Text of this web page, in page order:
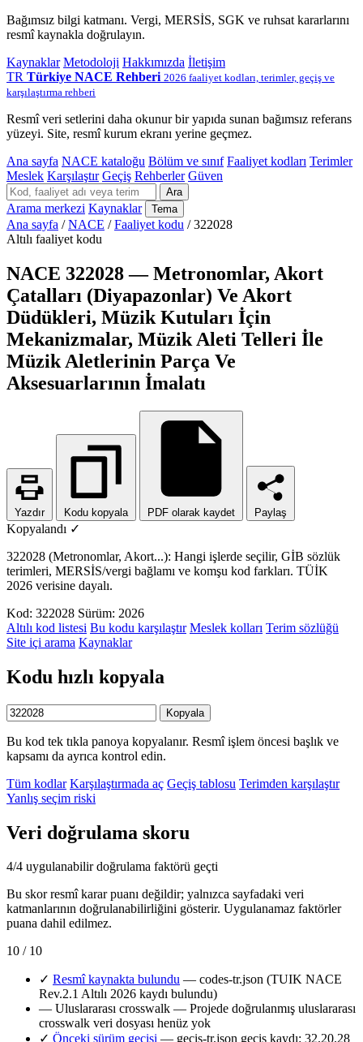
Bağımsız bilgi katmanı. Vergi, MERSİS, SGK ve ruhsat kararlarını
resmî kaynakla doğrulayın.
Kaynaklar Metodoloji Hakkımızda İletişim
TR Türkiye NACE Rehberi 2026 faaliyet kodları, terimler, geçiş ve
karşılaştırma rehberi
Resmî veri setlerini daha okunur bir yapıda sunan bağımsız referans
yüzeyi. Site, resmî kurum ekranı yerine geçmez.
Ana sayfa NACE kataloğu Bölüm ve sınıf Faaliyet kodları Terimler
Meslek Karşılaştır Geçiş Rehberler Güven
Ara
Arama merkezi Kaynaklar Tema
Ana sayfa / NACE / Faaliyet kodu / 322028
Altılı faaliyet kodu
NACE 322028 — Metronomlar, Akort
Çatalları (Diyapazonlar) Ve Akort
Düdükleri, Müzik Kutuları İçin
Mekanizmalar, Müzik Aleti Telleri İle
Müzik Aletlerinin Parça Ve
Aksesuarlarının İmalatı
Yazdır Kodu kopyala PDF olarak kaydet Paylaş
Kopyalandı ✓
322028 (Metronomlar, Akort...): Hangi işlerde seçilir, GİB sözlük
terimleri, MERSİS/vergi bağlamı ve komşu kod farkları. TÜİK
2026 verisine dayalı.
Kod: 322028 Sürüm: 2026
Altılı kod listesi Bu kodu karşılaştır Meslek kolları Terim sözlüğü
Site içi arama Kaynaklar
Kodu hızlı kopyala
Kopyala
Bu kod tek tıkla panoya kopyalanır. Resmî işlem öncesi başlık ve
kapsamı da ayrıca kontrol edin.
Tüm kodlar Karşılaştırmada aç Geçiş tablosu Terimden karşılaştır
Yanlış seçim riski
Veri doğrulama skoru
4/4 uygulanabilir doğrulama faktörü geçti
Bu skor resmî karar puanı değildir; yalnızca sayfadaki veri
katmanlarının doğrulanabilirliğini gösterir. Uygulanamaz faktörler
puana dahil edilmez.
10 / 10
✓ Resmî kaynakta bulundu — codes-tr.json (TUIK NACE
Rev.2.1 Altılı 2026 kaydı bulundu)
— Uluslararası crosswalk — Projede doğrulanmış uluslararası
crosswalk veri dosyası henüz yok
✓ Önceki sürüm geçişi — gecis-tr.json geçiş kaydı: 32.20.28